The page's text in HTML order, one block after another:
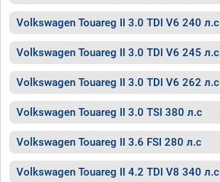
Volkswagen Touareg II 3.0 TDI V6 240 л.с
Volkswagen Touareg II 3.0 TDI V6 245 л.с
Volkswagen Touareg II 3.0 TDI V6 262 л.с
Volkswagen Touareg II 3.0 TSI 380 л.с
Volkswagen Touareg II 3.6 FSI 280 л.с
Volkswagen Touareg II 4.2 TDI V8 340 л.с